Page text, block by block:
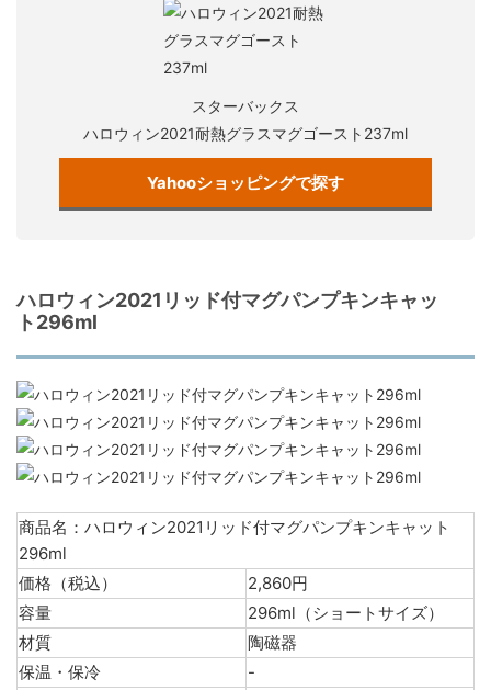
スターバックス
ハロウィン2021耐熱グラスマグゴースト237ml
Yahooショッピングで探す
ハロウィン2021リッド付マグパンプキンキャッ
ト296ml
商品名：ハロウィン2021リッド付マグパンプキンキャット
296ml
価格（税込）
2,860円
容量
296ml（ショートサイズ）
材質
陶磁器
保温・保冷
-